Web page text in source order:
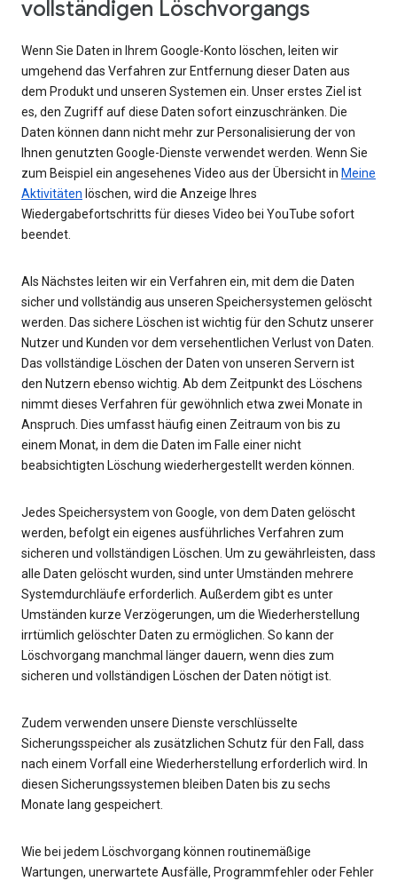
vollständigen Löschvorgangs
Wenn Sie Daten in Ihrem Google-Konto löschen, leiten wir
umgehend das Verfahren zur Entfernung dieser Daten aus
dem Produkt und unseren Systemen ein. Unser erstes Ziel ist
es, den Zugriff auf diese Daten sofort einzuschränken. Die
Daten können dann nicht mehr zur Personalisierung der von
Ihnen genutzten Google-Dienste verwendet werden. Wenn Sie
zum Beispiel ein angesehenes Video aus der Übersicht in Meine
Aktivitäten löschen, wird die Anzeige Ihres
Wiedergabefortschritts für dieses Video bei YouTube sofort
beendet.
Als Nächstes leiten wir ein Verfahren ein, mit dem die Daten
sicher und vollständig aus unseren Speichersystemen gelöscht
werden. Das sichere Löschen ist wichtig für den Schutz unserer
Nutzer und Kunden vor dem versehentlichen Verlust von Daten.
Das vollständige Löschen der Daten von unseren Servern ist
den Nutzern ebenso wichtig. Ab dem Zeitpunkt des Löschens
nimmt dieses Verfahren für gewöhnlich etwa zwei Monate in
Anspruch. Dies umfasst häufig einen Zeitraum von bis zu
einem Monat, in dem die Daten im Falle einer nicht
beabsichtigten Löschung wiederhergestellt werden können.
Jedes Speichersystem von Google, von dem Daten gelöscht
werden, befolgt ein eigenes ausführliches Verfahren zum
sicheren und vollständigen Löschen. Um zu gewährleisten, dass
alle Daten gelöscht wurden, sind unter Umständen mehrere
Systemdurchläufe erforderlich. Außerdem gibt es unter
Umständen kurze Verzögerungen, um die Wiederherstellung
irrtümlich gelöschter Daten zu ermöglichen. So kann der
Löschvorgang manchmal länger dauern, wenn dies zum
sicheren und vollständigen Löschen der Daten nötigt ist.
Zudem verwenden unsere Dienste verschlüsselte
Sicherungsspeicher als zusätzlichen Schutz für den Fall, dass
nach einem Vorfall eine Wiederherstellung erforderlich wird. In
diesen Sicherungssystemen bleiben Daten bis zu sechs
Monate lang gespeichert.
Wie bei jedem Löschvorgang können routinemäßige
Wartungen, unerwartete Ausfälle, Programmfehler oder Fehler